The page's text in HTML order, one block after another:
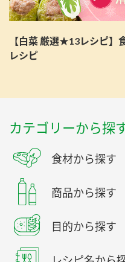
【白菜 厳選★13レシピ
レシピ
カテゴリーから探
食材から探す
商品から探す
目的から探す